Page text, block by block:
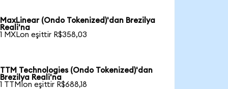
MaxLinear (Ondo Tokenized)'dan Brezilya
Reali'na
1 MXLon eşittir R$358,03
TTM Technologies (Ondo Tokenized)'dan
Brezilya Reali'na
1 TTMIon eşittir R$688,18